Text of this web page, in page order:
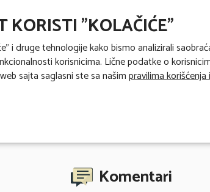
Komentari
KORISTI "KOLAČIĆE"
i druge tehnologije kako bismo analizirali
korisnicima. Lične podatke o
sajta saglasni ste sa našimpravilima